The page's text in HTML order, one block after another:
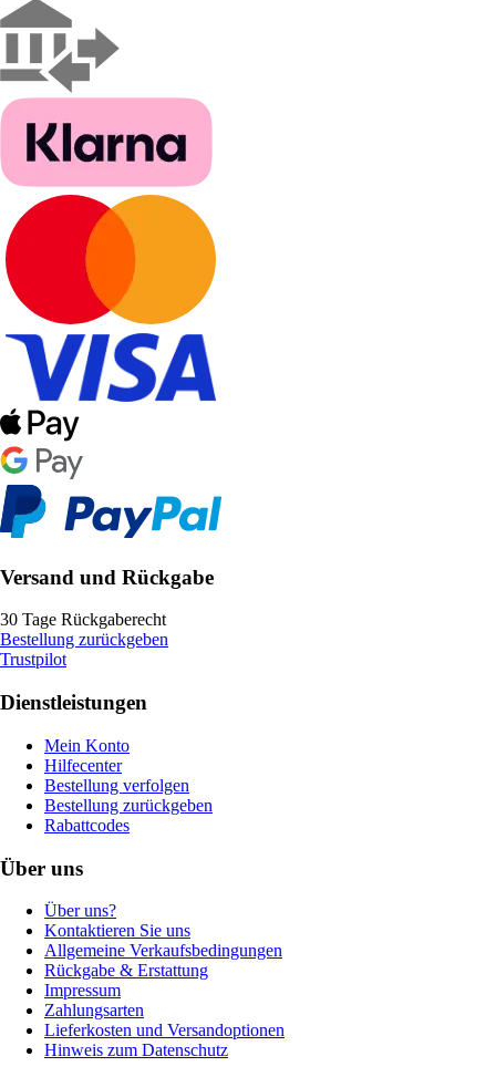
Versand und Rückgabe
30 Tage Rückgaberecht
Bestellung zurückgeben
Trustpilot
Dienstleistungen
Mein Konto
Hilfecenter
Bestellung verfolgen
Bestellung zurückgeben
Rabattcodes
Über uns
Über uns?
Kontaktieren Sie uns
Allgemeine Verkaufsbedingungen
Rückgabe & Erstattung
Impressum
Zahlungsarten
Lieferkosten und Versandoptionen
Hinweis zum Datenschutz